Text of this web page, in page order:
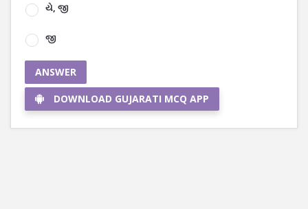
યે, જી
જી
ANSWER
DOWNLOAD GUJARATI MCQ APP